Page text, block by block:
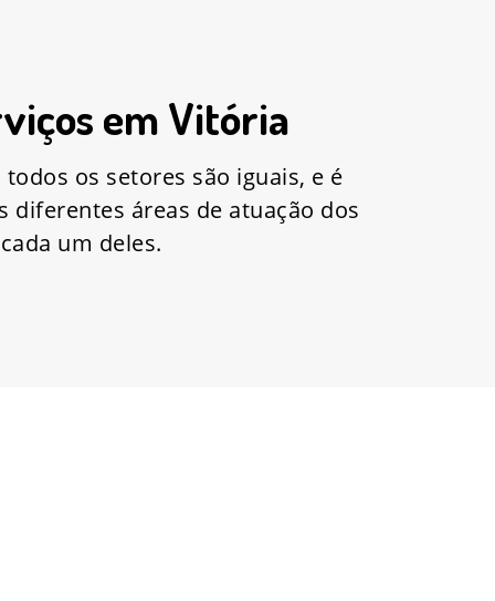
em Vitória
os setores são iguais, e é
diferentes áreas de atuação dos
um deles.